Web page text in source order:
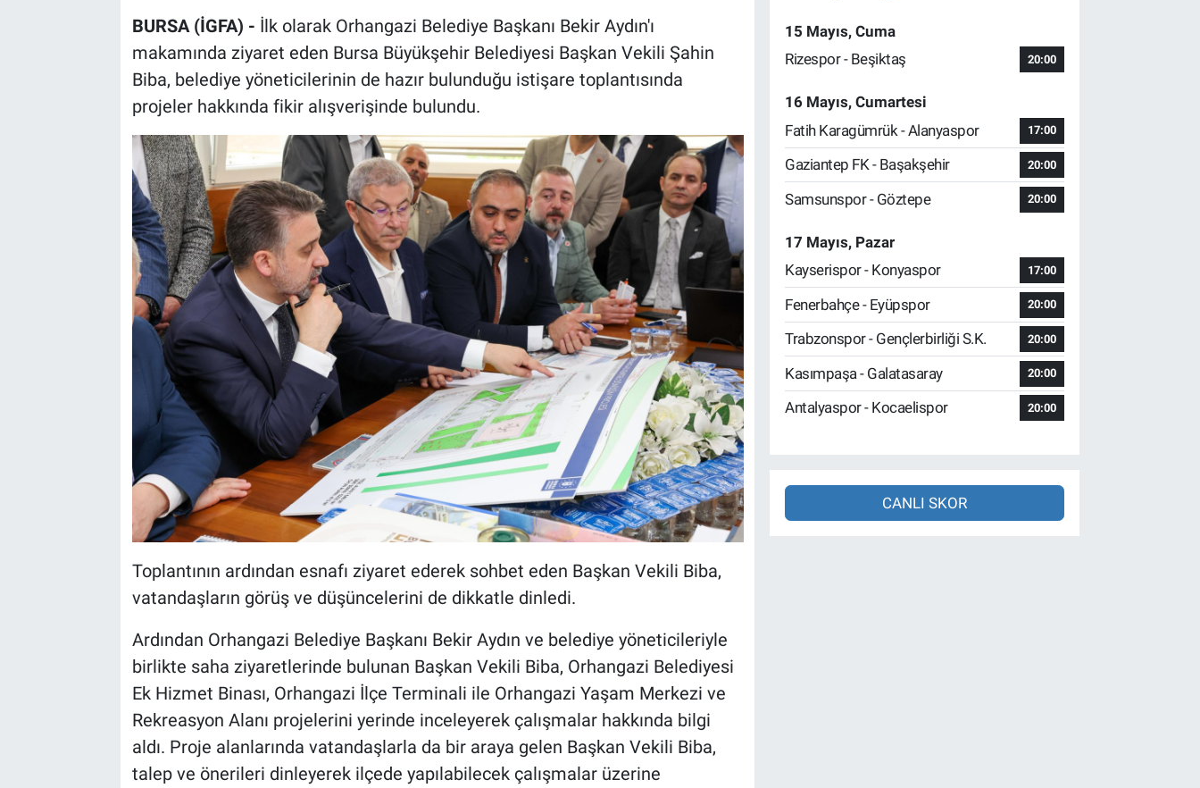
BURSA (İGFA) - İlk olarak Orhangazi Belediye Başkanı Bekir Aydın'ı
makamında ziyaret eden Bursa Büyükşehir Belediyesi Başkan Vekili Şahin
Biba, belediye yöneticilerinin de hazır bulunduğu istişare toplantısında
projeler hakkında fikir alışverişinde bulundu.
Toplantının ardından esnafı ziyaret ederek sohbet eden Başkan Vekili Biba,
vatandaşların görüş ve düşüncelerini de dikkatle dinledi.
Ardından Orhangazi Belediye Başkanı Bekir Aydın ve belediye yöneticileriyle
birlikte saha ziyaretlerinde bulunan Başkan Vekili Biba, Orhangazi Belediyesi
Ek Hizmet Binası, Orhangazi İlçe Terminali ile Orhangazi Yaşam Merkezi ve
Rekreasyon Alanı projelerini yerinde inceleyerek çalışmalar hakkında bilgi
aldı. Proje alanlarında vatandaşlarla da bir araya gelen Başkan Vekili Biba,
talep ve önerileri dinleyerek ilçede yapılabilecek çalışmalar üzerine
15 Mayıs, Cuma
Rizespor - Beşiktaş
20:00
16 Mayıs, Cumartesi
Fatih Karagümrük - Alanyaspor
17:00
Gaziantep FK - Başakşehir 20:00
Samsunspor - Göztepe 20:00
17 Mayıs, Pazar
Kayserispor - Konyaspor
17:00
Fenerbahçe - Eyüpspor 20:00
Trabzonspor - Gençlerbirliği S.K. 20:00
Kasımpaşa - Galatasaray 20:00
Antalyaspor - Kocaelispor 20:00
CANLI SKOR